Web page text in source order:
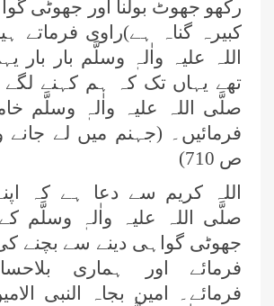
رکھو جھوٹ بولنا اور جھوٹی
کبیرہ گناہ ہے)راوی فرماتے
اللہ علیہ واٰلہٖ وسلَّم بار بار
تھے یہاں تک کہ ہم کہنے
صلَّی اللہ علیہ واٰلہٖ وسلَّم
فرمائیں۔ (جہنم میں لے جانے
ص 710)
اللہ کریم سے دعا ہے کہ
صلَّی اللہ علیہ واٰلہٖ وسلَّم
جھوٹی گواہی دینے سے بچنے
فرمائے اور ہماری
فرمائے۔ امین بجاہ النبی